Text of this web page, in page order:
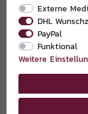
Externe
DHL
PayPal
Funktional
Weitere